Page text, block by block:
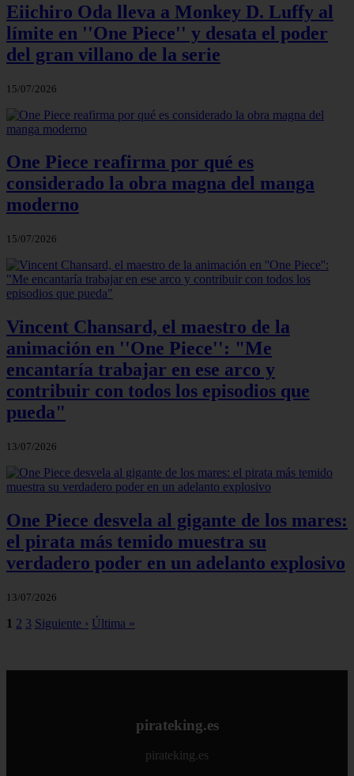
Eiichiro Oda lleva a Monkey D. Luffy al
límite en ''One Piece'' y desata el poder
del gran villano de la serie
15/07/2026
One Piece reafirma por qué es
considerado la obra magna del manga
moderno
15/07/2026
Vincent Chansard, el maestro de la
animación en ''One Piece'': "Me
encantaría trabajar en ese arco y
contribuir con todos los episodios que
pueda"
13/07/2026
One Piece desvela al gigante de los mares:
el pirata más temido muestra su
verdadero poder en un adelanto explosivo
13/07/2026
1 2 3 Siguiente › Última »
pirateking.es
pirateking.es